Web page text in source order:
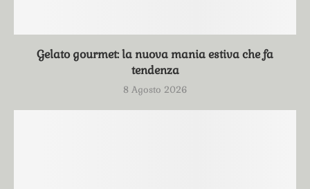
Gelato gourmet: la nuova mania estiva che fa
tendenza
8 Agosto 2026